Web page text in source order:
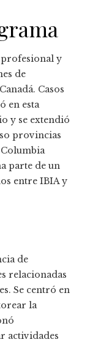
y
de
Casos
en esta
y se extendió
provincias
parte de un
entre IBIA y
de
relacionadas
Se centró en
la
actividades